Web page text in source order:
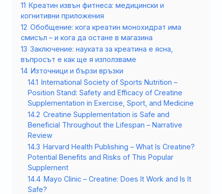
11 Креатин извън фитнеса: медицински и
когнитивни приложения
12 Обобщение: кога креатин монохидрат има
смисъл – и кога да остане в магазина
13 Заключение: науката за креатина е ясна,
въпросът е как ще я използваме
14 Източници и бързи връзки
14.1 International Society of Sports Nutrition –
Position Stand: Safety and Efficacy of Creatine
Supplementation in Exercise, Sport, and Medicine
14.2 Creatine Supplementation is Safe and
Beneficial Throughout the Lifespan – Narrative
Review
14.3 Harvard Health Publishing – What Is Creatine?
Potential Benefits and Risks of This Popular
Supplement
14.4 Mayo Clinic – Creatine: Does It Work and Is It
Safe?